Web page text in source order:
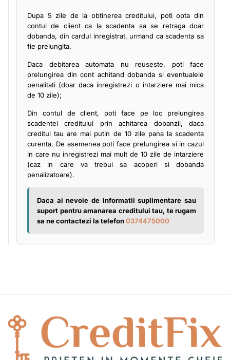
Dupa 5 zile de la obtinerea creditului, poti opta din
contul de client ca la scadenta sa se retraga doar
dobanda, din cardul inregistrat, urmand ca scadenta sa
fie prelungita.
Daca debitarea automata nu reuseste, poti face
prelungirea din cont achitand dobanda si eventualele
penalitati (doar daca inregistrezi o intarziere mai mica
de 10 zile);
Din contul de client, poti face pe loc prelungirea
scadentei creditului prin achitarea dobanzii, daca
creditul tau are mai putin de 10 zile pana la scadenta
curenta. De asemenea poti face prelungirea si in cazul
in care nu inregistrezi mai mult de 10 zile de intarziere
(caz in care va trebui sa acoperi si dobanda
penalizatoare).
Daca ai nevoie de informatii suplimentare sau
suport pentru amanarea creditului tau, te rugam
sa ne contactezi la telefon0374475000